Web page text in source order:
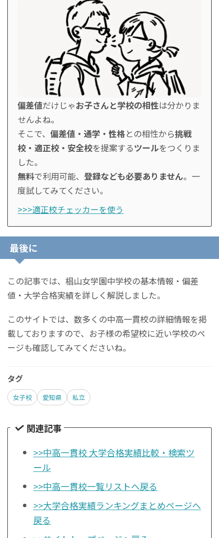
偏差値だけじゃお子さんと学校の相性は分かりま
せんよね。
そこで、 偏差値・通学・性格との相性から挑戦
校・適正校・安全校を提案するツールをつくりま
した。
無料で利用可能、 登録なども必要ありません。一
度試してみてください。
>>>適正校チェッカーを使う
最後に
この記事では、椙山女学園中学校の基本情報・偏差
値・大学合格実績を詳しく解説しました。
このサイトでは、数多くの中高一貫校の詳細情報を掲
載しておりますので、お子様の希望校に近い学校のペ
ージも確認してみてくださいね。
タグ
女子校 愛知県 私立
関連記事
>>中高一貫校 大学合格実績比較・検索ツ
ール
>>中高一貫校一覧リストへ戻る
>>大学合格実績ランキングまとめページへ
戻る